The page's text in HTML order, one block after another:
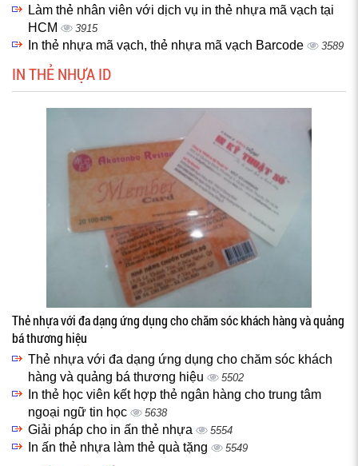
Làm thẻ nhân viên với dịch vụ in thẻ nhựa mã vạch tại
HCM
3915
In thẻ nhựa mã vạch, thẻ nhựa mã vạch Barcode 3589
IN THẺ NHỰA ID
Thẻ nhựa với đa dạng ứng dụng cho chăm sóc khách hàng và quảng
bá thương hiệu
Thẻ nhựa với đa dạng ứng dụng cho chăm sóc khách
hàng và quảng bá thương hiệu
5502
In thẻ học viên kết hợp thẻ ngân hàng cho trung tâm
ngoại ngữ tin học
5638
Giải pháp cho in ấn thẻ nhựa 5554
In ấn thẻ nhựa làm thẻ quà tặng 5549